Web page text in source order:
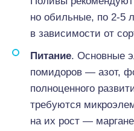
но обильные, по 2-5
в зависимости от
Питание. Основные
помидоров — азот,
полноценного
требуются
на их рост —